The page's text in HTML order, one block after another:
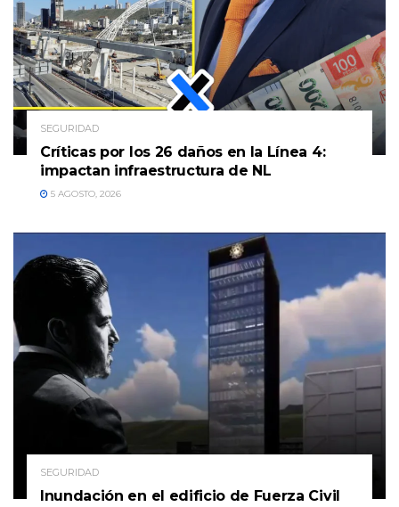
SEGURIDAD
Críticas por los 26 daños en la Línea 4:
impactan infraestructura de NL
5 AGOSTO, 2026
SEGURIDAD
Inundación en el edificio de Fuerza Civil